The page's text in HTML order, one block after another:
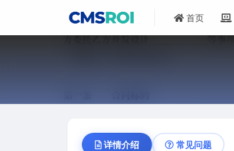
首页
详情介绍 常见问题